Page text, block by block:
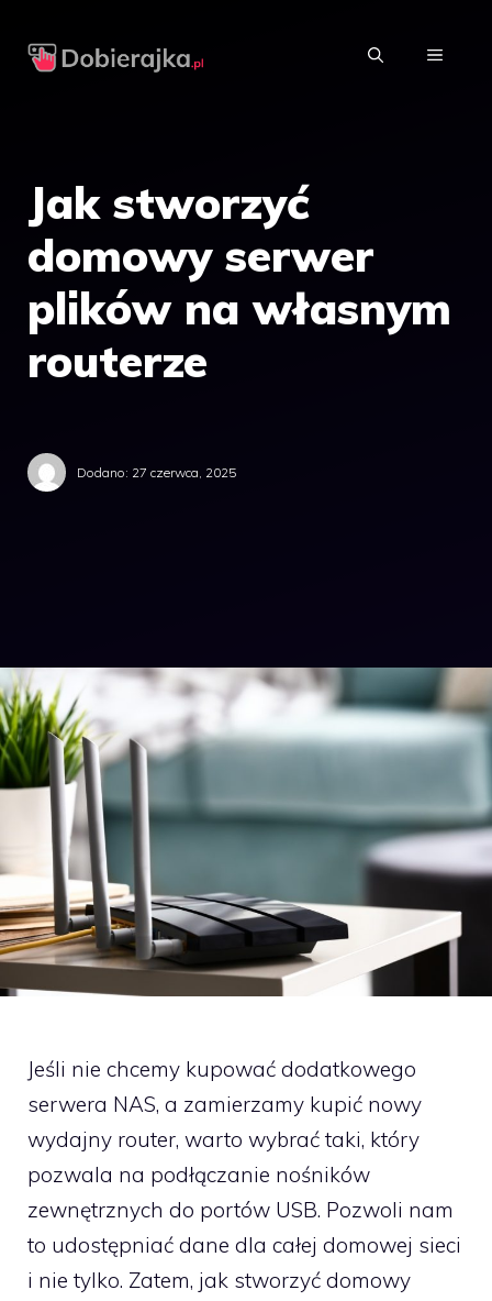
MENU
Jak stworzyć
domowy serwer
plików na własnym
routerze
Dodano: 27 czerwca, 2025
Jeśli nie chcemy kupować dodatkowego
serwera NAS, a zamierzamy kupić nowy
wydajny router, warto wybrać taki, który
pozwala na podłączanie nośników
zewnętrznych do portów USB. Pozwoli nam
to udostępniać dane dla całej domowej sieci
i nie tylko. Zatem, jak stworzyć domowy